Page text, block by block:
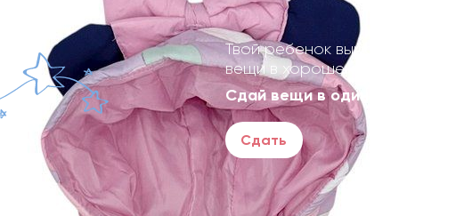
Твой ребенок вырос и остались
вещи в хорошем состоянии?
Сдай вещи в один клик
Сдать